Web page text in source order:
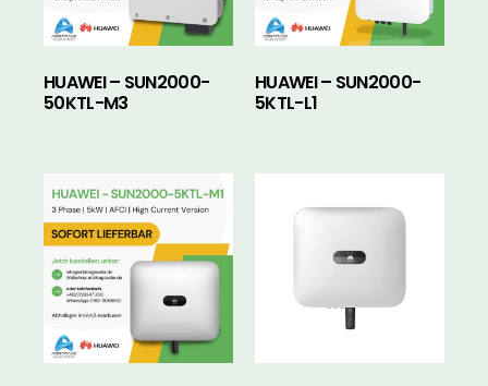
HUAWEI – SUN2000-
50KTL-M3
HUAWEI – SUN2000-
5KTL-L1